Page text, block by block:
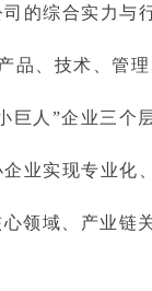
的综合实力与
品、技术、管
巨人”企业三个
业实现专业化
领域、产业